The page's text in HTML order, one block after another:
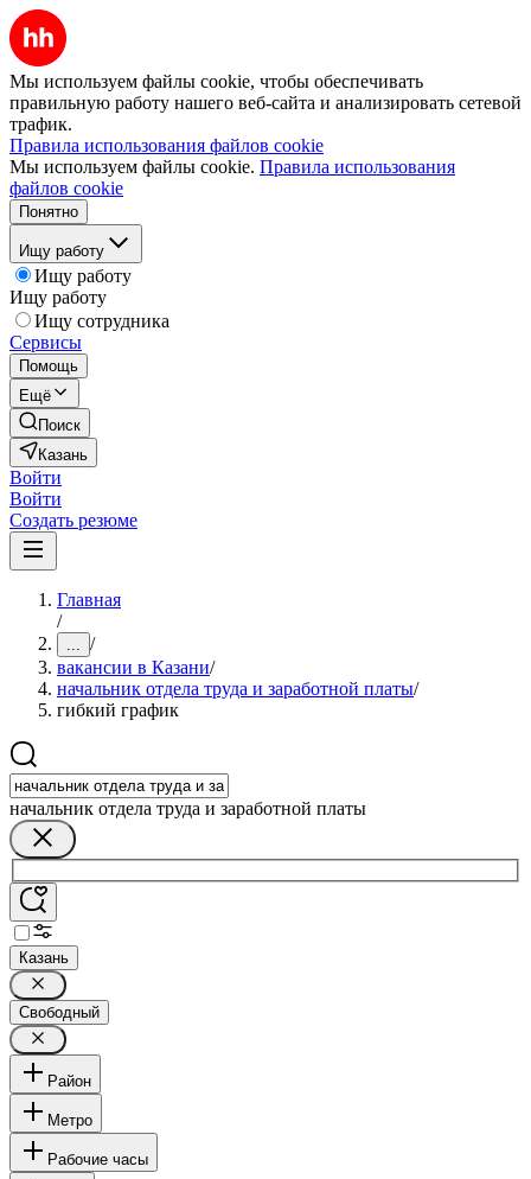
Мы используем файлы cookie, чтобы обеспечивать
правильную работу нашего веб-сайта и анализировать сетевой
трафик.
Правила использования файлов cookie
Мы используем файлы cookie. Правила использования
файлов cookie
Понятно
Ищу работу
Ищу работу
Ищу работу
Ищу сотрудника
Сервисы
Помощь
Ещё
Поиск
Казань
Войти
Войти
Создать резюме
Главная
/
... /
вакансии в Казани/
начальник отдела труда и заработной платы/
гибкий график
начальник отдела труда и заработной платы
Казань
Свободный
Район
Метро
Рабочие часы